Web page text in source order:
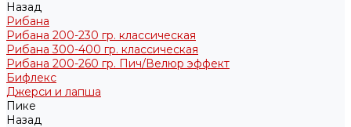
Назад
Рибана
Рибана 200-230 гр. классическая
Рибана 300-400 гр. классическая
Рибана 200-260 гр. Пич/Велюр эффект
Бифлекс
Джерси и лапша
Пике
Назад